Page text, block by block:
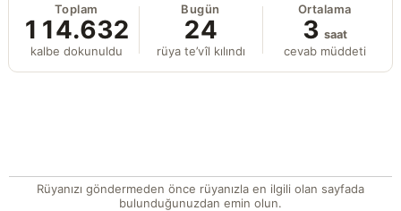
Toplam
114.632
kalbe dokunuldu
Bugün
24
rüya te’vîl kılındı
Ortalama
3 saat
cevab müddeti
Rüyanızı göndermeden önce rüyanızla en ilgili olan sayfada
bulunduğunuzdan emin olun.